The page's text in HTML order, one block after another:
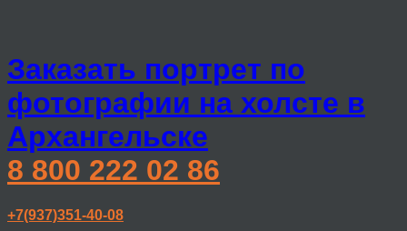
Заказать портрет по
фотографии на холсте в
Архангельске
8 800 222 02 86
+7(937)351-40-08